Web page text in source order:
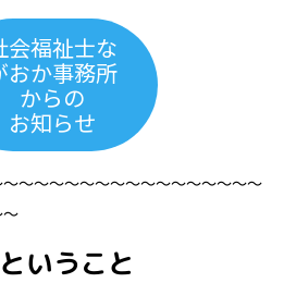
会福祉士な
おか事務所
からの
お知らせ
〜〜〜〜〜〜〜〜〜〜〜〜〜〜〜〜
いうこと